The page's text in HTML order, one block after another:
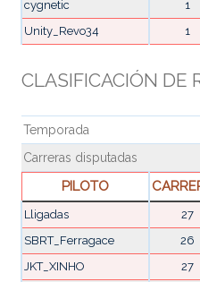
cygnetic
1
Unity_Revo34
1
CLASIFICACIÓN DE
Temporada
Carreras disputadas
PILOTO
Lligadas 27
SBRT_Ferragace
26
JKT_XINHO
27